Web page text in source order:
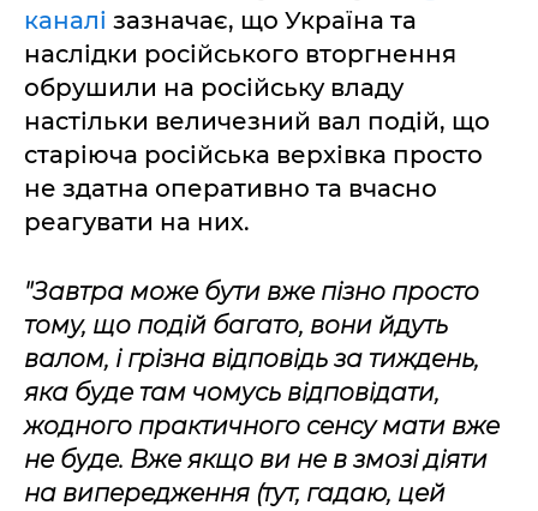
каналі зазначає, що Україна та
наслідки російського вторгнення
обрушили на російську владу
настільки величезний вал подій, що
старіюча російська верхівка просто
не здатна оперативно та вчасно
реагувати на них.
"Завтра може бути вже пізно просто
тому, що подій багато, вони йдуть
валом, і грізна відповідь за тиждень,
яка буде там чомусь відповідати,
жодного практичного сенсу мати вже
не буде. Вже якщо ви не в змозі діяти
на випередження (тут, гадаю, цей